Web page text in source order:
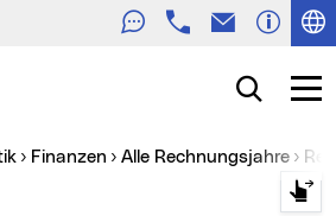
TelefonE-Mail
Suche
Finanzen Alle Rechnungsjahre